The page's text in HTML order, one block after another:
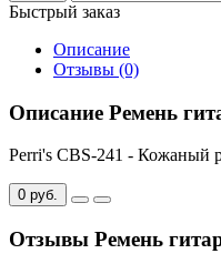
Быстрый заказ
Описание
Отзывы (0)
Описание Ремень
Perri's CBS-241 - Кожаный
0 руб.
Отзывы Ремень